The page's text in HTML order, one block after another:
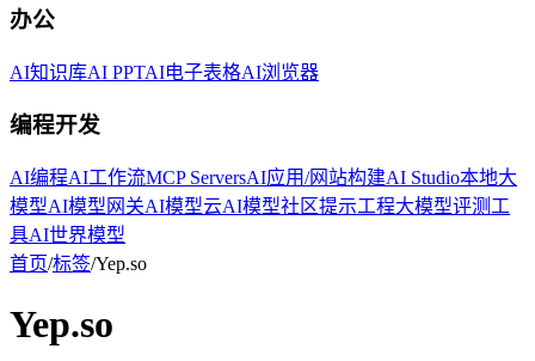
办公
AI知识库AI PPTAI电子表格AI浏览器
编程开发
AI编程AI工作流MCP ServersAI应用/网站构建AI Studio本地大
模型AI模型网关AI模型云AI模型社区提示工程大模型评测工
具AI世界模型
首页/标签/Yep.so
Yep.so